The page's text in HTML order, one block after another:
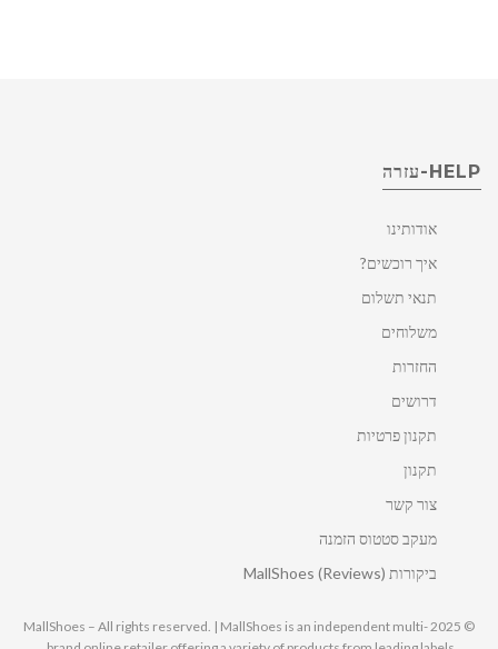
HELP-עזרה
אודותינו
איך רוכשים?
תנאי תשלום
משלוחים
החזרות
דרושים
תקנון פרטיות
תקנון
צור קשר
מעקב סטטוס הזמנה
ביקורות MallShoes (Reviews)
© 2025 MallShoes – All rights reserved. | MallShoes is an independent multi-